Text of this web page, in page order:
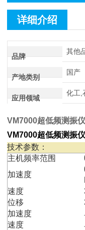
详细介绍
品牌
其他
产地类别
国产
应用领域
化工,
VM7000超低频测振
VM7000超低频测振
技术参数：
主机频率范围
加速度
速度
位移
加速度
速度